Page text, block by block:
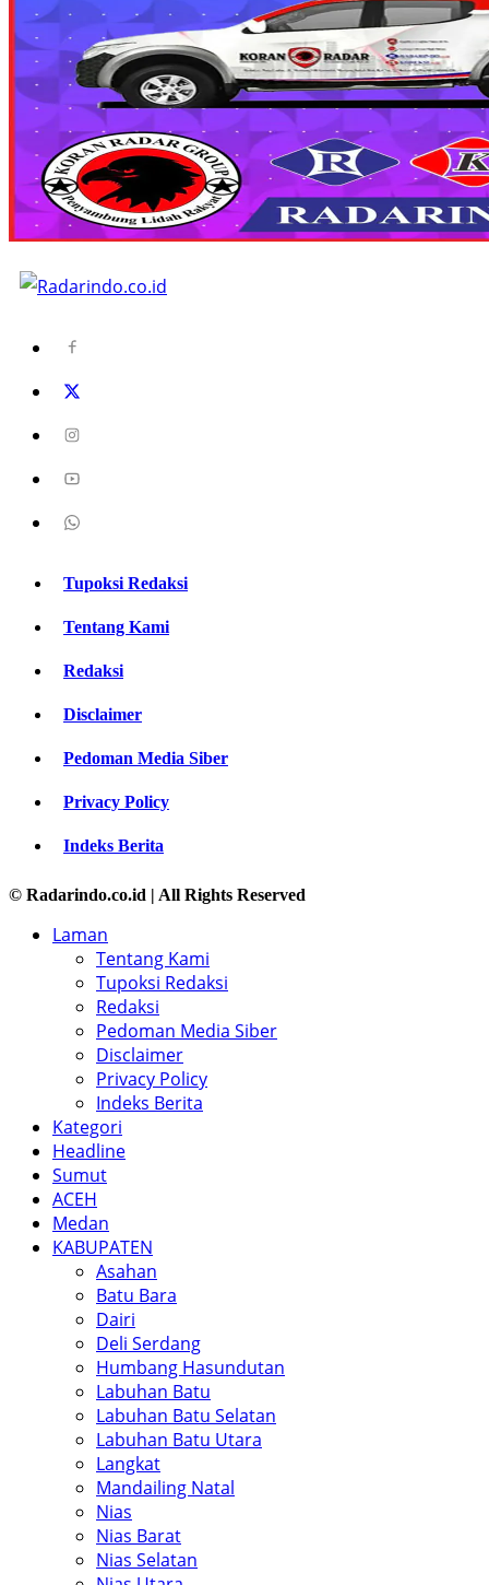
Tupoksi Redaksi
Tentang Kami
Redaksi
Disclaimer
Pedoman Media Siber
Privacy Policy
Indeks Berita
© Radarindo.co.id | All Rights Reserved
Laman
Tentang Kami
Tupoksi Redaksi
Redaksi
Pedoman Media Siber
Disclaimer
Privacy Policy
Indeks Berita
Kategori
Headline
Sumut
ACEH
Medan
KABUPATEN
Asahan
Batu Bara
Dairi
Deli Serdang
Humbang Hasundutan
Labuhan Batu
Labuhan Batu Selatan
Labuhan Batu Utara
Langkat
Mandailing Natal
Nias
Nias Barat
Nias Selatan